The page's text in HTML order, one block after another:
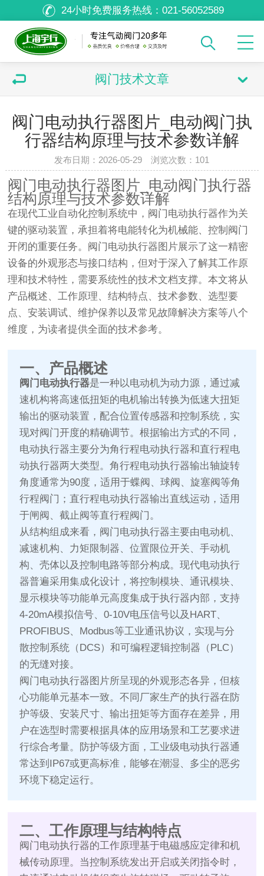
24小时免费服务热线： 021-56052589
阀门技术文章
阀门电动执行器图片_电动阀门执
行器结构原理与技术参数详解
发布日期：2026-05-29 浏览次数： 101
阀门电动执行器图片_电动阀门执行器
结构原理与技术参数详解
在现代工业自动化控制系统中，阀门电动执行器作为关
键的驱动装置，承担着将电能转化为机械能、控制阀门
开闭的重要任务。阀门电动执行器图片展示了这一精密
设备的外观形态与接口结构，但对于深入了解其工作原
理和技术特性，需要系统性的技术文档支撑。本文将从
产品概述、工作原理、结构特点、技术参数、选型要
点、安装调试、维护保养以及常见故障解决方案等八个
维度，为读者提供全面的技术参考。
一、产品概述
阀门电动执行器是一种以电动机为动力源，通过减
速机构将高速低扭矩的电机输出转换为低速大扭矩
输出的驱动装置，配合位置传感器和控制系统，实
现对阀门开度的精确调节。根据输出方式的不同，
电动执行器主要分为角行程电动执行器和直行程电
动执行器两大类型。角行程电动执行器输出轴旋转
角度通常为90度，适用于蝶阀、球阀、旋塞阀等角
行程阀门；直行程电动执行器输出直线运动，适用
于闸阀、截止阀等直行程阀门。
从结构组成来看，阀门电动执行器主要由电动机、
减速机构、力矩限制器、位置限位开关、手动机
构、壳体以及控制电路等部分构成。现代电动执行
器普遍采用集成化设计，将控制模块、通讯模块、
显示模块等功能单元高度集成于执行器内部，支持
4-20mA模拟信号、0-10V电压信号以及HART、
PROFIBUS、Modbus等工业通讯协议，实现与分
散控制系统（DCS）和可编程逻辑控制器（PLC）
的无缝对接。
阀门电动执行器图片所呈现的外观形态各异，但核
心功能单元基本一致。不同厂家生产的执行器在防
护等级、安装尺寸、输出扭矩等方面存在差异，用
户在选型时需要根据具体的应用场景和工艺要求进
行综合考量。防护等级方面，工业级电动执行器通
常达到IP67或更高标准，能够在潮湿、多尘的恶劣
环境下稳定运行。
二、工作原理与结构特点
阀门电动执行器的工作原理基于电磁感应定律和机
械传动原理。当控制系统发出开启或关闭指令时，